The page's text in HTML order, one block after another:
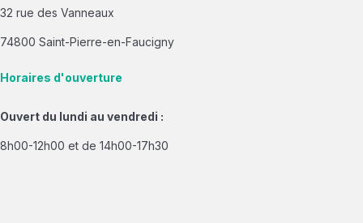
32 rue des Vanneaux
74800 Saint-Pierre-en-Faucigny
Horaires d'ouverture
Ouvert du lundi au vendredi :
8h00-12h00 et de 14h00-17h30